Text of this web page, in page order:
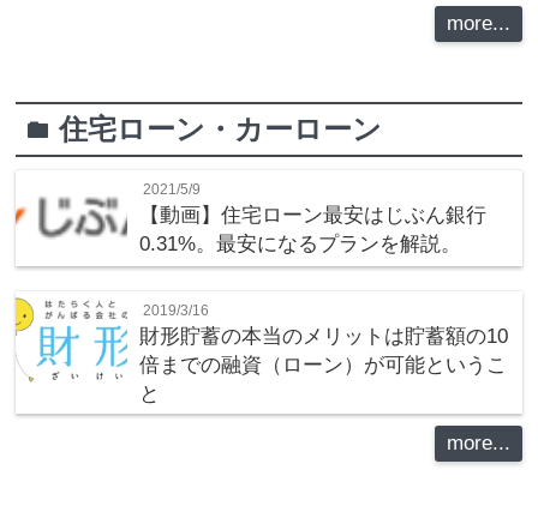
more...
folder住宅ローン・カーローン
2021/5/9
【動画】住宅ローン最安はじぶん銀行
0.31%。最安になるプランを解説。
2019/3/16
財形貯蓄の本当のメリットは貯蓄額の10
倍までの融資（ローン）が可能というこ
と
more...